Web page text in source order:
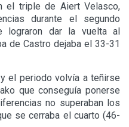
el triple de Aiert Velasco,
durante el segundo
lograron dar la vuelta al
de Castro dejaba el 33-31
el periodo volvía a teñirse
que conseguía ponerse
no superaban los
se cerraba el cuarto (46-